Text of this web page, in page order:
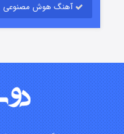
آهنگ هوش مصنوعی